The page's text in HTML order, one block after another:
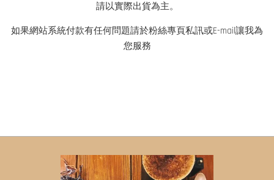
請以實際出貨為主。
如果網站系統付款有任何問題請於粉絲專頁私訊或E-mail讓我為
您服務